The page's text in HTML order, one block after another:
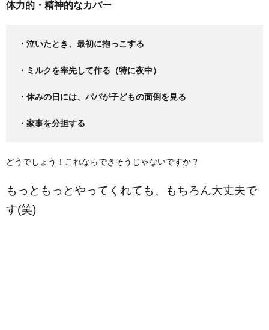
体力的・精神的なカバー
・泣いたとき、最初に抱っこする
・ミルクを率先して作る（特に夜中）
・休みの日には、パパが子どもの面倒を見る
・家事を分担する
どうでしょう！これならできそうじゃないですか？
もっともっとやってくれても、もちろん大丈夫で
す(笑)